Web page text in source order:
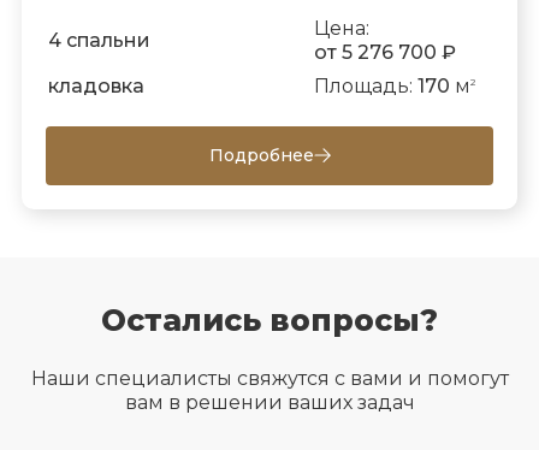
4 спальни
Цена:
от 5 276 700 ₽
кладовка
Площадь: 170 м 2
Подробнее
Остались вопросы?
Наши специалисты свяжутся с вами и помогут
вам в решении ваших задач